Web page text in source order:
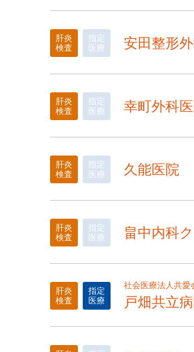
肝炎
検査
指定
医療
安田整形
肝炎
検査
指定
医療
幸町外科
肝炎
検査
指定
医療
久能医院
肝炎
検査
指定
医療
畠中内科
肝炎
検査
指定
医療
社会医療法人共愛
戸畑共立